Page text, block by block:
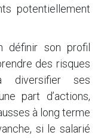
potentiellement
définir son profil
des risques
diversifier ses
part d’actions,
à long terme
si le salarié